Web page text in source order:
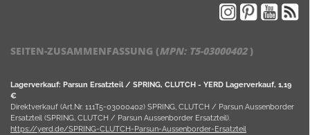
SEITEN-ZUSAMMENFASSUNG (MPN: T5-03000402)
Lagerverkauf: Parsun Ersatzteil / SPRING, CLUTCH - YERD Lagerverkauf, 1,19
€
Direktverkauf (Art.Nr. 111T5-03000402) SPRING, CLUTCH / Parsun Aussenborder
Ersatzteil (SPRING, CLUTCH / Parsun Aussenborder Ersatzteil).
https://yerd.de/SPRING-CLUTCH-Parsun-Aussenborder-Ersatzteil